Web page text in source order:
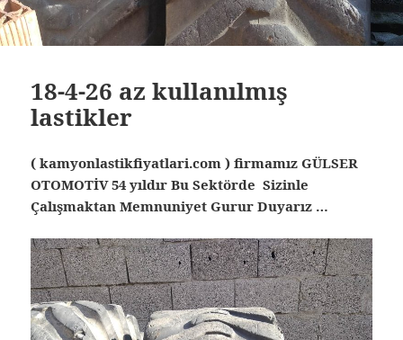
18-4-26 az kullanılmış
lastikler
( kamyonlastikfiyatlari.com ) firmamız GÜLSER
OTOMOTİV 54 yıldır Bu Sektörde Sizinle
Çalışmaktan Memnuniyet Gurur Duyarız …